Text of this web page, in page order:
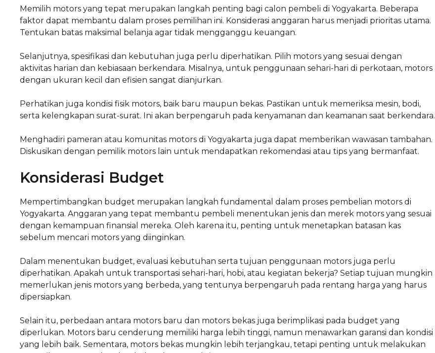
Memilih motors yang tepat merupakan langkah penting bagi calon pembeli di Yogyakarta. Beberapa
faktor dapat membantu dalam proses pemilihan ini. Konsiderasi anggaran harus menjadi prioritas utama.
Tentukan batas maksimal belanja agar tidak mengganggu keuangan.
Selanjutnya, spesifikasi dan kebutuhan juga perlu diperhatikan. Pilih motors yang sesuai dengan
aktivitas harian dan kebiasaan berkendara. Misalnya, untuk penggunaan sehari-hari di perkotaan, motors
dengan ukuran kecil dan efisien sangat dianjurkan.
Perhatikan juga kondisi fisik motors, baik baru maupun bekas. Pastikan untuk memeriksa mesin, bodi,
serta kelengkapan surat-surat. Ini akan berpengaruh pada kenyamanan dan keamanan saat berkendara.
Menghadiri pameran atau komunitas motors di Yogyakarta juga dapat memberikan wawasan tambahan.
Diskusikan dengan pemilik motors lain untuk mendapatkan rekomendasi atau tips yang bermanfaat.
Konsiderasi Budget
Mempertimbangkan budget merupakan langkah fundamental dalam proses pembelian motors di
Yogyakarta. Anggaran yang tepat membantu pembeli menentukan jenis dan merek motors yang sesuai
dengan kemampuan finansial mereka. Oleh karena itu, penting untuk menetapkan batasan kas
sebelum mencari motors yang diinginkan.
Dalam menentukan budget, evaluasi kebutuhan serta tujuan penggunaan motors juga perlu
diperhatikan. Apakah untuk transportasi sehari-hari, hobi, atau kegiatan bekerja? Setiap tujuan mungkin
memerlukan jenis motors yang berbeda, yang tentunya berpengaruh pada rentang harga yang harus
dipersiapkan.
Selain itu, perbedaan antara motors baru dan motors bekas juga berimplikasi pada budget yang
diperlukan. Motors baru cenderung memiliki harga lebih tinggi, namun menawarkan garansi dan kondisi
yang lebih baik. Sementara, motors bekas mungkin lebih terjangkau, tetapi penting untuk melakukan